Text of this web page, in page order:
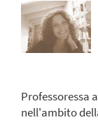
Professoressa
nell'ambito